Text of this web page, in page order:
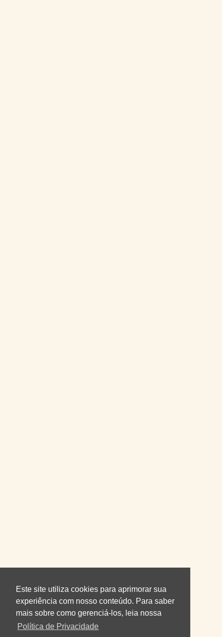
Este site utiliza cookies para aprimorar sua
experiência com nosso conteúdo. Para saber
mais sobre como gerenciá-los, leia nossa
Política de Privacidade